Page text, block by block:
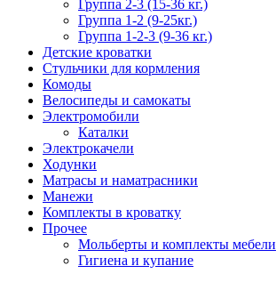
Группа 2-3 (15-36 кг.)
Группа 1-2 (9-25кг.)
Группа 1-2-3 (9-36 кг.)
Детские кроватки
Стульчики для кормления
Комоды
Велосипеды и самокаты
Электромобили
Каталки
Электрокачели
Ходунки
Матрасы и наматрасники
Манежи
Комплекты в кроватку
Прочее
Мольберты и комплекты мебели
Гигиена и купание